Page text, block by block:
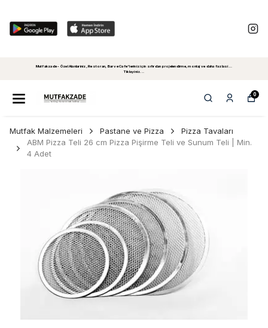
Mutfakzade - Özel Alanlariniz, Restoran, Bar ve Cafe'leriniz için sıfırdan projelendirme, montaj ve daha fazlasi...
Tiklayiniz...
0
Mutfak Malzemeleri Pastane ve Pizza
Pizza Tavaları
ABM Pizza Teli 26 cm Pizza Pişirme Teli ve Sunum Teli | Min.
4 Adet